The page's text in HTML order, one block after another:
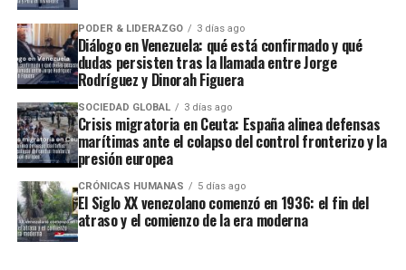
PODER & LIDERAZGO 3 días ago
Diálogo en Venezuela: qué está confirmado y qué
dudas persisten tras la llamada entre Jorge
Rodríguez y Dinorah Figuera
SOCIEDAD GLOBAL 3 días ago
Crisis migratoria en Ceuta: España alinea defensas
marítimas ante el colapso del control fronterizo y la
presión europea
CRÓNICAS HUMANAS 5 días ago
El Siglo XX venezolano comenzó en 1936: el fin del
atraso y el comienzo de la era moderna